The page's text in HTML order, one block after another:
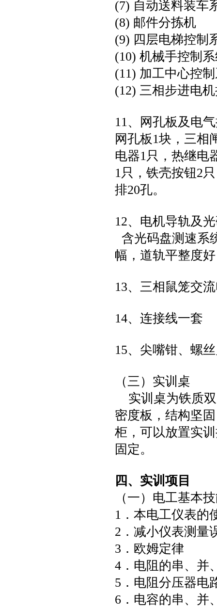
(7) 自动送料装车
(8) 邮件分拣机
(9) 四层电梯控制
(10) 机械手控制
(11) 加工中心控
(12) 三相步进电
11、网孔板及电
网孔板1块，三相
电器1只，热继电
1只，铁壳按钮2
排20孔。
12、电机导轨及
含光码盘测速系
幅，道轨平整度
13、三相鼠笼交
14、连接线一套
15、尖嘴钳、螺
（三）实训桌
实训桌为铁质双
密度板，结构坚
柜，可以放置实
固定。
四、实训项目
（一）电工基本
1．本电工仪表的
2．减小仪表测量
3．欧姆定律
4．电阻的串、并
5．电阻分压器电
6．电容的串、并